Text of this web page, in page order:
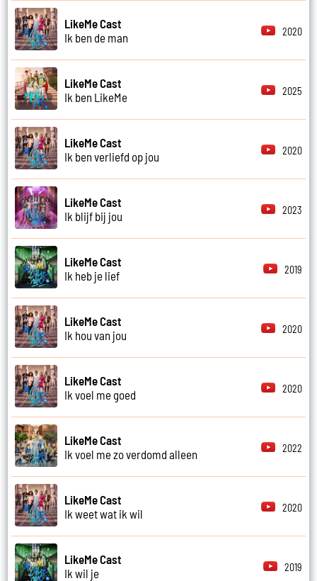
LikeMe Cast
Ik ben de man
2020
LikeMe Cast
Ik ben LikeMe
2025
LikeMe Cast
Ik ben verliefd op jou
2020
LikeMe Cast
Ik blijf bij jou
2023
LikeMe Cast
Ik heb je lief
2019
LikeMe Cast
Ik hou van jou
2020
LikeMe Cast
Ik voel me goed
2020
LikeMe Cast
Ik voel me zo verdomd alleen
2022
LikeMe Cast
Ik weet wat ik wil
2020
LikeMe Cast
Ik wil je
2019